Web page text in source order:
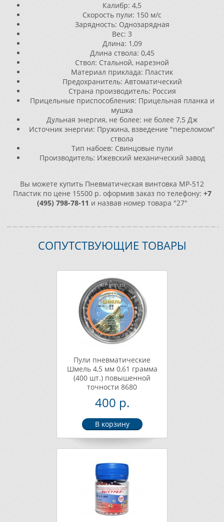
Калибр: 4,5
Cкорость пули: 150 м/с
Зарядность: Однозарядная
Вес: 3
Длина: 1,09
Длина ствола: 0,45
Ствол: Стальной, нарезной
Материал приклада: Пластик
Предохранитель: Автоматический
Страна производитель: Россия
Прицельные приспособления: Прицельная планка и
мушка
Дульная энергия, не более: не более 7,5 Дж
Источник энергии: Пружина, взведение "переломом"
ствола
Тип набоев: Свинцовые пули
Производитель: Ижевский механический завод
Вы можете купить Пневматическая винтовка МР-512
Пластик по цене 15500 р. оформив заказ по телефону: +7
(495) 798-78-11 и назвав номер товара "27"
СОПУТСТВУЮЩИЕ ТОВАРЫ
Пули пневматические
Шмель 4,5 мм 0,61 грамма
(400 шт.) повышенной
точности 8680
400 р.